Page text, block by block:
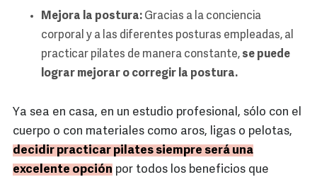
Mejora la postura: Gracias a la conciencia
corporal y a las diferentes posturas empleadas, al
practicar pilates de manera constante, se puede
lograr mejorar o corregir la postura.
Ya sea en casa, en un estudio profesional, sólo con el
cuerpo o con materiales como aros, ligas o pelotas,
decidir practicar pilates siempre será una
excelente opción por todos los beneficios que